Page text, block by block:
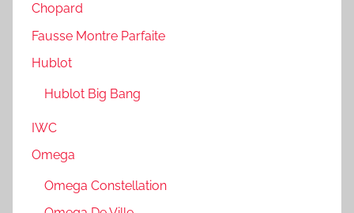
Chopard
Fausse Montre Parfaite
Hublot
Hublot Big Bang
IWC
Omega
Omega Constellation